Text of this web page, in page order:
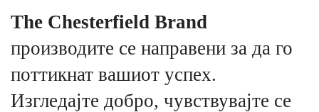
The Chesterfield Brand
производите се направени за да го
поттикнат вашиот успех.
Изгледајте добро, чувствувајте се